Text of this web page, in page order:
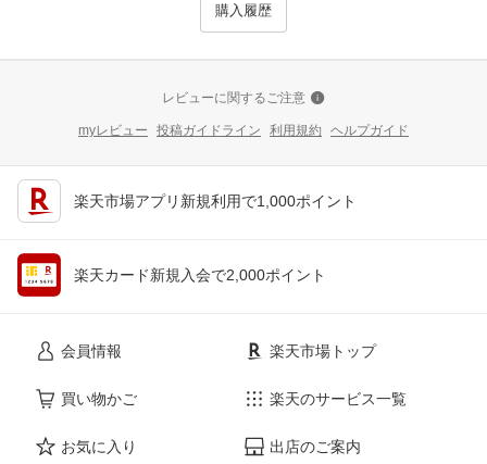
購入履歴
レビューに関するご注意
myレビュー 投稿ガイドライン 利用規約 ヘルプガイド
楽天市場アプリ新規利用で1,000ポイント
楽天カード新規入会で2,000ポイント
会員情報
買い物かご
お気に入り
楽天市場トップ
楽天のサービス一覧
出店のご案内